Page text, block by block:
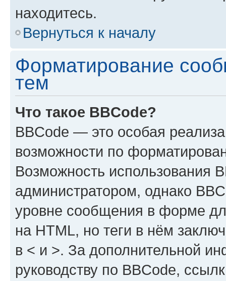
находитесь.
Вернуться к началу
Форматирование
тем
Что такое BBCode?
BBCode — это особая
возможности по
Возможность использования
администратором, однако
уровне сообщения в форме
на HTML, но теги в нём
в < и >. За дополнительной
руководству по BBCode,